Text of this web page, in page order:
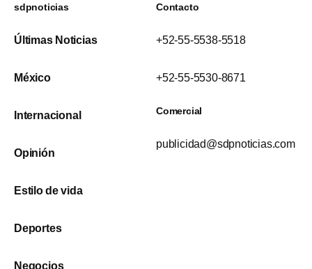
sdpnoticias
Últimas Noticias
México
Internacional
Opinión
Estilo de vida
Deportes
Negocios
Contacto
+52-55-5538-5518
+52-55-5530-8671
Comercial
publicidad@sdpnoticias.com